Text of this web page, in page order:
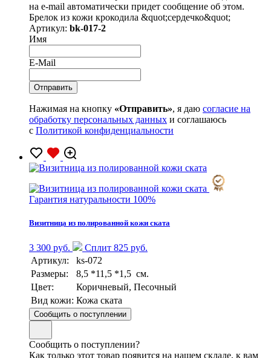
на e-mail автоматически придет сообщение об этом.
Брелок из кожи крокодила &quot;сердечко&quot;
Артикул: bk-017-2
Имя
E-Mail
Нажимая на кнопку «Отправить», я даю согласие на
обработку персональных данных и соглашаюсь
с Политикой конфиденциальности
Гарантия натуральности 100%
Визитница из полированной кожи ската
3 300 руб.
Сплит 825 руб.
Артикул:
ks-072
Размеры:
8,5 *11,5 *1,5 см.
Цвет:
Коричневый, Песочный
Вид кожи: Кожа ската
Сообщить о поступлении
Сообщить о поступлении?
Как только этот товар появится на нашем складе, к вам